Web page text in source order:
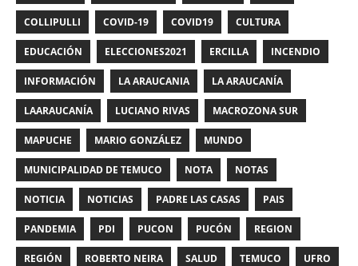
COLLIPULLI COVID-19 COVID19 CULTURA
EDUCACIÓN ELECCIONES2021 ERCILLA INCENDIO
INFORMACIÓN LA ARAUCANIA LA ARAUCANÍA
LAARAUCANÍA LUCIANO RIVAS MACROZONA SUR
MAPUCHE MARIO GONZÁLEZ MUNDO
MUNICIPALIDAD DE TEMUCO NOTA NOTAS
NOTICIA NOTICIAS PADRE LAS CASAS PAIS
PANDEMIA PDI PUCON PUCÓN REGION
REGIÓN ROBERTO NEIRA SALUD TEMUCO UFRO